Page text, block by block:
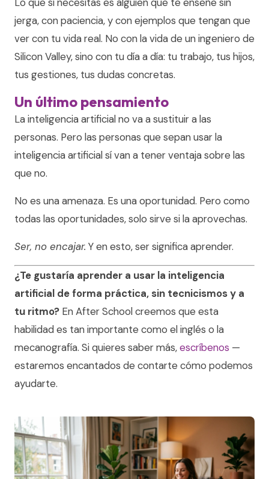
jerga, con paciencia, y con ejemplos que tengan que
ver con tu vida real. No con la vida de un ingeniero de
Silicon Valley, sino con tu día a día: tu trabajo, tus hijos,
tus gestiones, tus dudas concretas.
Un último pensamiento
La inteligencia artificial no va a sustituir a las
personas. Pero las personas que sepan usar la
inteligencia artificial sí van a tener ventaja sobre las
que no.
No es una amenaza. Es una oportunidad. Pero como
todas las oportunidades, solo sirve si la aprovechas.
Ser, no encajar. Y en esto, ser significa aprender.
¿Te gustaría aprender a usar la inteligencia
artificial de forma práctica, sin tecnicismos y a
tu ritmo? En After School creemos que esta
habilidad es tan importante como el inglés o la
mecanografía. Si quieres saber más,escríbenos —
estaremos encantados de contarte cómo podemos
ayudarte.